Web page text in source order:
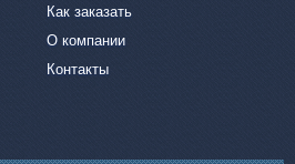
Как заказать
О компании
Контакты